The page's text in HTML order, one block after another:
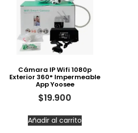
Cámara IP Wifi 1080p
Exterior 360° Impermeable
App Yoosee
$19.900
Añadir al carrito